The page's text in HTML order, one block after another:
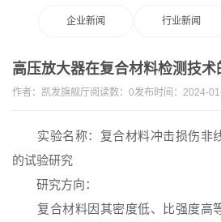
企业新闻 行业新闻
高压放大器在复合材料检测技术
作者： 凯发旗舰厅阅读数： 0发布时间：2024-
实验名称：复合材料冲击损伤非
的试验研究
研究方向：
复合材料因其密度低、比强度高